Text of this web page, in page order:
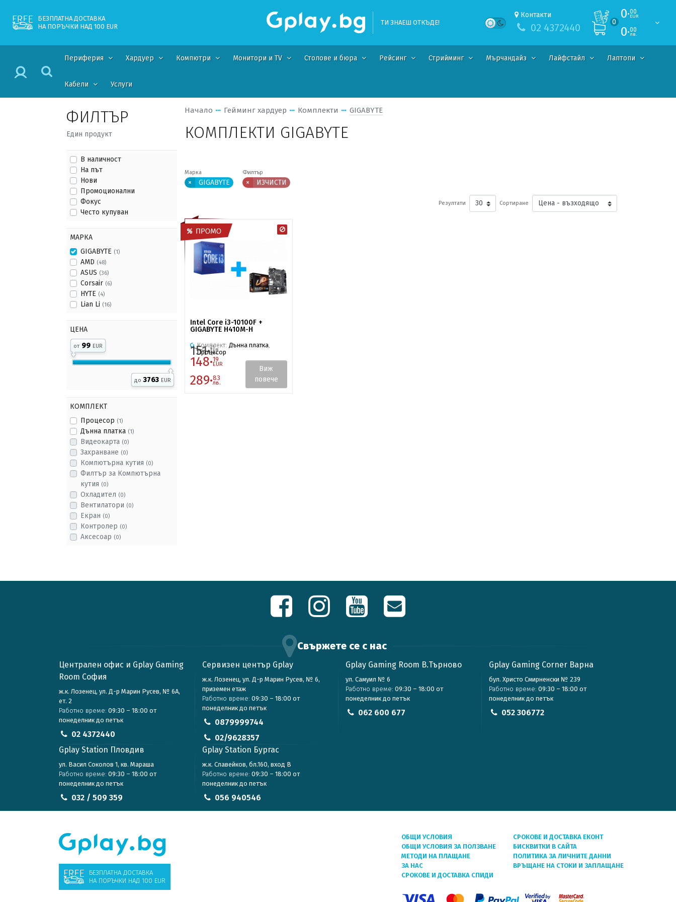
БЕЗПЛАТНА ДОСТАВКА
НА ПОРЪЧКИ НАД 100 EUR
ТИ ЗНАЕШ ОТКЪДЕ!
Контакти
02 4372440 0
0·00
EUR
0·00
лв.
Периферия Хардуер Компютри Монитори и TV Столове и бюра Рейсинг Стрийминг Мърчандайз Лайфстайл Лаптопи
Кабели Услуги
ФИЛТЪР
Един продукт
В наличност
На път
Нови
Промоционални
Фокус
Често купуван
МАРКА
GIGABYTE (1)
AMD (48)
ASUS (36)
Corsair (6)
HYTE (4)
Lian Li (16)
ЦЕНА
от 99 EUR
до 3763 EUR
КОМПЛЕКТ
Процесор (1)
Дънна платка (1)
Видеокарта (0)
Захранване (0)
Компютърна кутия (0)
Филтър за Компютърна
кутия (0)
Охладител (0)
Вентилатори (0)
Екран (0)
Контролер (0)
Аксесоар (0)
Начало Гейминг хардуер Комплекти GIGABYTE
КОМПЛЕКТИ GIGABYTE
Марка
× GIGABYTE
Филтър
× ИЗЧИСТИ
Резултати Сортиране
Intel Core i3-10100F +
GIGABYTE H410M-H
Комплект: Дънна платка,
Процесор
151·21
EUR
148·19
EUR
289·83
лв.
Виж
повече
Свържете се с нас
Централен офис и Gplay Gaming
Room София
ж.к. Лозенец, ул. Д-р Марин Русев, № 6А,
ет. 2
Работно време: 09:30 – 18:00 от
понеделник до петък
02 4372440
Сервизен център Gplay
ж.к. Лозенец, ул. Д-р Марин Русев, № 6,
приземен етаж
Работно време: 09:30 – 18:00 от
понеделник до петък
0879999744
02/9628357
Gplay Gaming Room В.Търново
ул. Самуил № 6
Работно време: 09:30 – 18:00 от
понеделник до петък
062 600 677
Gplay Gaming Corner Варна
бул. Христо Смирненски № 239
Работно време: 09:30 – 18:00 от
понеделник до петък
052 306772
Gplay Station Пловдив
ул. Васил Соколов 1, кв. Мараша
Работно време: 09:30 – 18:00 от
понеделник до петък
032 / 509 359
Gplay Station Бургас
ж.к. Славейков, бл.160, вход В
Работно време: 09:30 – 18:00 от
понеделник до петък
056 940546
БЕЗПЛАТНА ДОСТАВКА
НА ПОРЪЧКИ НАД 100 EUR
ОБЩИ УСЛОВИЯ
ОБЩИ УСЛОВИЯ ЗА ПОЛЗВАНЕ
МЕТОДИ НА ПЛАЩАНЕ
ЗА НАС
СРОКОВЕ И ДОСТАВКА СПИДИ
СРОКОВЕ И ДОСТАВКА ЕКОНТ
БИСКВИТКИ В САЙТА
ПОЛИТИКА ЗА ЛИЧНИТЕ ДАННИ
ВРЪЩАНЕ НА СТОКИ И ЗАПЛАЩАНЕ